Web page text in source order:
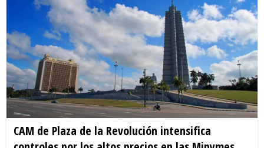
CAM de Plaza de la Revolución intensifica